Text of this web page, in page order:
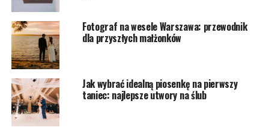
Fotograf na wesele Warszawa: przewodnik
dla przyszłych małżonków
Jak wybrać idealną piosenkę na pierwszy
taniec: najlepsze utwory na ślub